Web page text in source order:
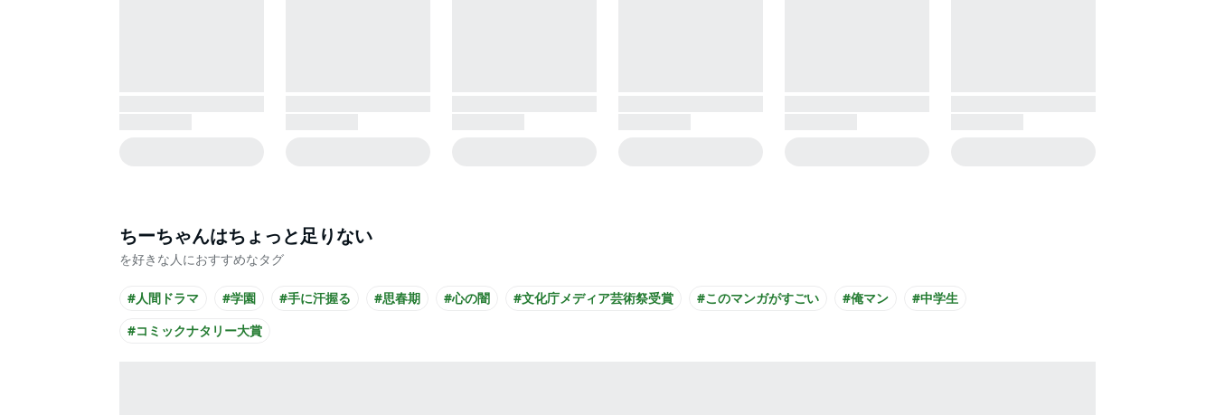
ちーちゃんはちょっと足りない
を好きな人におすすめなタグ
#人間ドラマ #学園 #手に汗握る #思春期 #心の闇 #文化庁メディア芸術祭受賞 #このマンガがすごい #俺マン
#中学生
#コミックナタリー大賞